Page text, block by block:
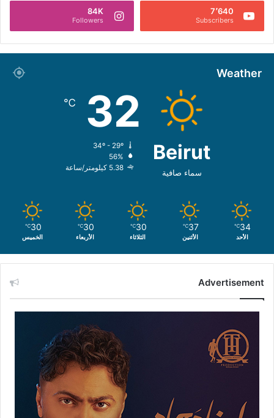
7٬640
Subscribers
84K
Followers
Weather
Beirut
سماء صافية
32
℃
56%
5.38 كيلومتر/ساعة
34
℃
الأحد
37
℃
الأثنين
30
℃
الثلاثاء
30
℃
الأربعاء
30
℃
الخميس
Advertisement